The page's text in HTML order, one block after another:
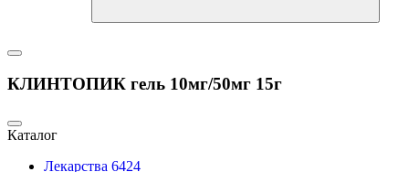
КЛИНТОПИК гель 10мг/50мг 15г
Каталог
Лекарства 6424